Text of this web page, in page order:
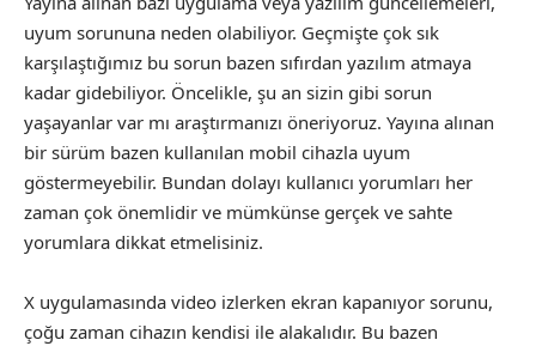
uyum sorununa neden olabiliyor. Geçmişte çok sık
karşılaştığımız bu sorun bazen sıfırdan yazılım atmaya
kadar gidebiliyor. Öncelikle, şu an sizin gibi sorun
yaşayanlar var mı araştırmanızı öneriyoruz. Yayına alınan
bir sürüm bazen kullanılan mobil cihazla uyum
göstermeyebilir. Bundan dolayı kullanıcı yorumları her
zaman çok önemlidir ve mümkünse gerçek ve sahte
yorumlara dikkat etmelisiniz.
X uygulamasında video izlerken ekran kapanıyor sorunu,
çoğu zaman cihazın kendisi ile alakalıdır. Bu bazen